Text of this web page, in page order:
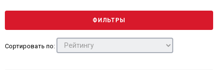
ФИЛЬТРЫ
Сортировать по: